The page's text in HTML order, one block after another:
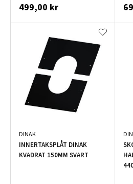
499,00 kr
DINAK
INNERTAKSPLÅT DINAK
KVADRAT 150MM SVART